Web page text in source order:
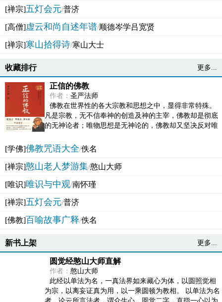
[禅宗]五灯会元/普济
[高僧]虚云和尚自述年谱/顺德岑学吕宽贤
[禅宗]寒山拾得诗/寒山大士
收藏排行 更多...
正信的佛教
作者： 圣严法师
佛教在世界性的各大宗教和思想之中，显得非常特殊。
凡是宗教，无不信奉神的创造及神的主宰，佛教却是彻底
的无神论者；唯物思想是无神论的，佛教却又坚决反对唯
[学佛]佛教咒语大全/佚名
[禅宗]憨山老人梦游集/憨山大师
[唯识]唯识与中观/南怀瑾
[禅宗]五灯会元/普济
[佛教]百喻故事广释/佚名
新书上架 更多...
圆觉经憨山大师直解
作者： 憨山大师
此经以单法为名，一真法界如来藏心为体，以圆照觉相
为宗，以离妄证真为用，以一乘圆顿为教相。 以单法为名